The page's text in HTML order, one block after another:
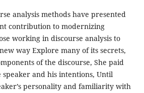
analysis methods have presented
contribution to modernizing
working in discourse analysis to
way Explore many of its secrets,
of the discourse, She paid
and his intentions, Until
personality and familiarity with